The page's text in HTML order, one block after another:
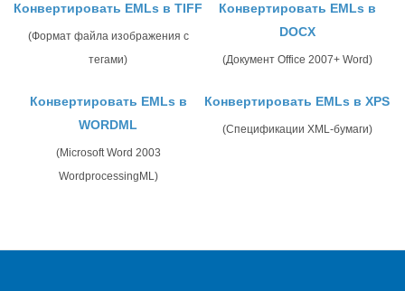
Конвертировать EMLs в TIFF
(Формат файла изображения с
тегами)
Конвертировать EMLs в
DOCX
(Документ Office 2007+ Word)
Конвертировать EMLs в
WORDML
(Microsoft Word 2003
WordprocessingML)
Конвертировать EMLs в XPS
(Спецификации XML-бумаги)